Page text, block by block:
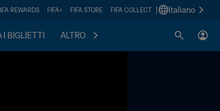
REWARDS FIFA+ FIFA STORE FIFA COLLECT Italiano
I BIGLIETTI ALTRO